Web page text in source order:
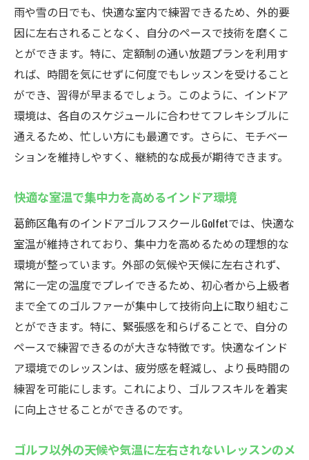
雨や雪の日でも、快適な室内で練習できるため、外的要
因に左右されることなく、自分のペースで技術を磨くこ
とができます。特に、定額制の通い放題プランを利用す
れば、時間を気にせずに何度でもレッスンを受けること
ができ、習得が早まるでしょう。このように、インドア
環境は、各自のスケジュールに合わせてフレキシブルに
通えるため、忙しい方にも最適です。さらに、モチベー
ションを維持しやすく、継続的な成長が期待できます。
快適な室温で集中力を高めるインドア環境
葛飾区亀有のインドアゴルフスクールGolfetでは、快適な
室温が維持されており、集中力を高めるための理想的な
環境が整っています。外部の気候や天候に左右されず、
常に一定の温度でプレイできるため、初心者から上級者
まで全てのゴルファーが集中して技術向上に取り組むこ
とができます。特に、緊張感を和らげることで、自分の
ペースで練習できるのが大きな特徴です。快適なインド
ア環境でのレッスンは、疲労感を軽減し、より長時間の
練習を可能にします。これにより、ゴルフスキルを着実
に向上させることができるのです。
ゴルフ以外の天候や気温に左右されないレッスンのメ